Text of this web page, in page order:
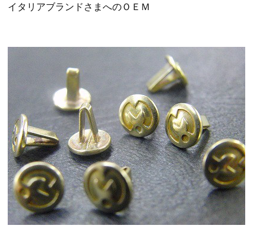
イタリアブランドさまへのＯＥＭ